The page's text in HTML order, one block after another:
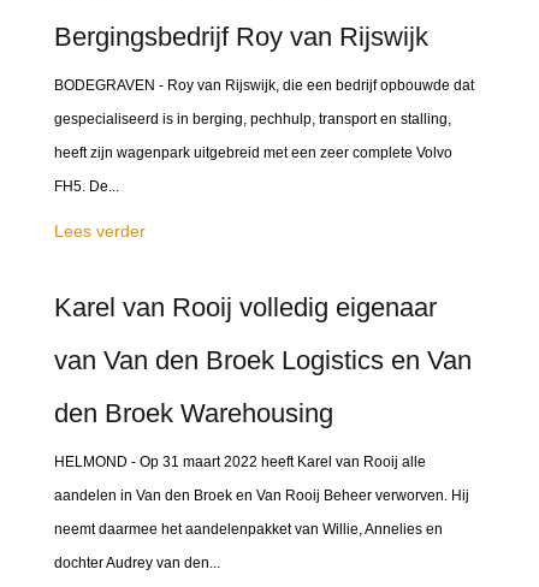
Bergingsbedrijf Roy van Rijswijk
BODEGRAVEN - Roy van Rijswijk, die een bedrijf opbouwde dat
gespecialiseerd is in berging, pechhulp, transport en stalling,
heeft zijn wagenpark uitgebreid met een zeer complete Volvo
FH5. De...
Lees verder
Karel van Rooij volledig eigenaar
van Van den Broek Logistics en Van
den Broek Warehousing
HELMOND - Op 31 maart 2022 heeft Karel van Rooij alle
aandelen in Van den Broek en Van Rooij Beheer verworven. Hij
neemt daarmee het aandelenpakket van Willie, Annelies en
dochter Audrey van den...